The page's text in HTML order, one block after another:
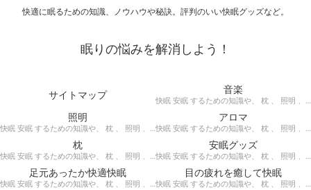
快適に眠るための知識、ノウハウや秘訣。評判のいい快眠グッズなど。
眠りの悩みを解消しよう！
サイトマップ 音楽
快眠 安眠 するための知識や、 枕 、 照明 、 アロマ など、おすすめの グッズ を紹介。 快眠 安眠 のための 音楽 CD の紹介です。 ヒーリングCD リラクゼーションCD インストゥルメンタルCD オルゴールCD ヘミシンクCD α波音楽 など。
照明
快眠 安眠 するための知識や、 枕 、 照明 、 アロマ など、おすすめの グッズ などを紹介。 快眠 安眠 のための 照明 フロアライト テーブルライト デスクライト スタンドライト など。
アロマ
快眠 安眠 するための知識や、 枕 、 照明 、 アロマ など、おすすめの グッズ などを紹介。 エッセンシャルオイル をはじめ、 アロマオイル を利用した アロマランプ 、 アロマディフューザー 、 アロマスプレー などの紹介です。
枕
快眠 安眠 するための知識や、 枕 、 照明 、 アロマ など、おすすめの グッズ などを紹介。 ぐっすり眠るために重要な枕選びのポイントや商品の紹介、 テンピュール 、 マニフレックス など。
安眠グッズ
快眠 安眠 するための知識や、 枕 、 照明 、 アロマ など、おすすめの グッズ などを紹介。 いろいろな 快眠 安眠 グッズ の紹介、足枕、うたた寝枕、目覚まし時計、入浴剤 など。
足元あったか快適快眠
快眠 安眠 するための知識や、 枕 、 照明 、 アロマ など、おすすめの グッズ などを紹介。 足元あったかで快適に眠るための 湯たんぽ あったか靴下 レッグウォーマー などの紹介です。
目の疲れを癒して快眠
快眠 安眠 するための知識や、 枕 、 照明 、 アロマ など、おすすめの グッズ などを紹介。 目の疲れを癒やす、 快眠、安眠 のための アイマスク アイピロー について。